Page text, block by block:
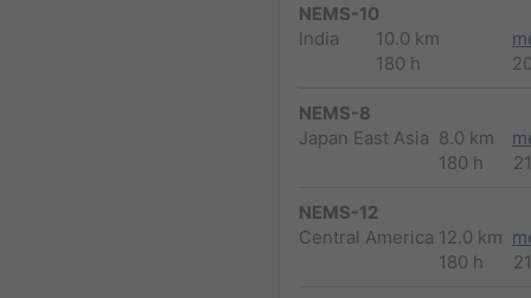
NEMS-10
India
10.0 km
180 h
NEMS-8
Japan East Asia 8.0 km
180 h
NEMS-12
Central America 12.0 km
180 h